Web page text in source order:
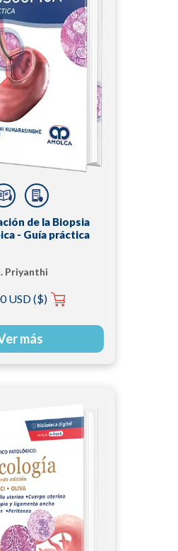
de la Biopsia
- Guía práctica
Priyanthi
USD ($)
más